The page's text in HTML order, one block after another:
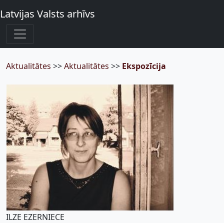
Latvijas Valsts arhīvs
Aktualitātes >>Aktualitātes >> Ekspozīcija
ILZE EZERNIECE